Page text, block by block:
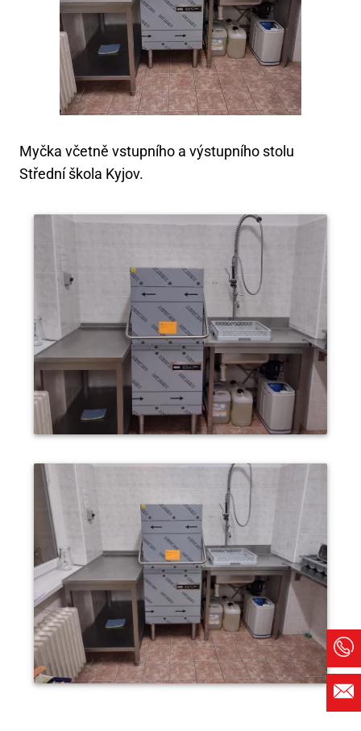
Myčka včetně vstupního a výstupního stolu
Střední škola Kyjov.